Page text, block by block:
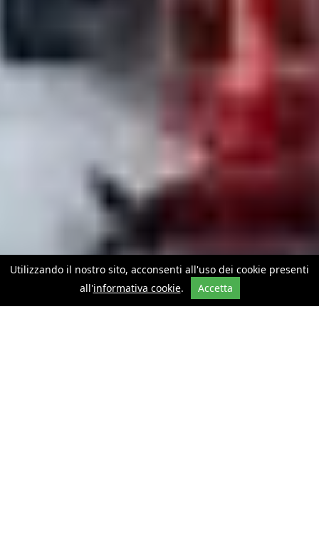
Utilizzando il nostro sito, acconsenti all'uso dei cookie presenti
all'informativa cookie. Accetta